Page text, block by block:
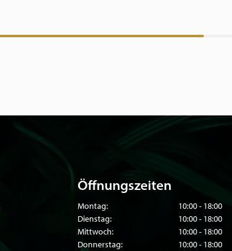
Öffnungszeiten
Montag:
10:00 - 18:00
Dienstag:
10:00 - 18:00
Mittwoch:
10:00 - 18:00
Donnerstag:
10:00 - 18:00